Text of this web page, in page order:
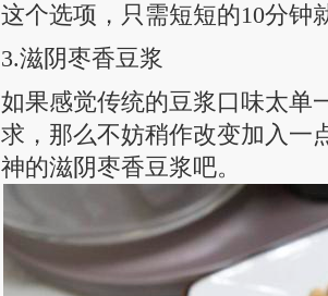
这个选项，只需短短的10分钟
3.滋阴枣香豆浆
如果感觉传统的豆浆口味太单
求，那么不妨稍作改变加入一
神的滋阴枣香豆浆吧。